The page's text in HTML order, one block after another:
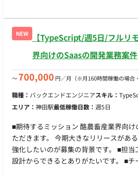
てタスク分解し、自立して進められる
ます。 ＜開発環境＞ ・バックエンド：Go（echo） ・フロント
エンド：React.js（Next.js） ・DB：
AWS（ECS, Fargate, Auroraなど）、
Jira, Confluence 【場所】フルリモート（地方在住可） 【期
NEW
【TypeScript/週5日/フルリ
界向けのSaasの開発業務案件
〜700,000 円／月 （※月160時間稼働の場合
職種： バックエンドエンジニアスキル：
エリア： 神田駅最低稼働日数： 週5日
■期待するミッション 酪農畜産業界向
ただきます。 今期大きなリリースがあ
強化したいのが募集の背景です。 ■担当工程（業務範囲） 基本
設計からできるとありがたいです。 ■チーム体制 PO（社員）